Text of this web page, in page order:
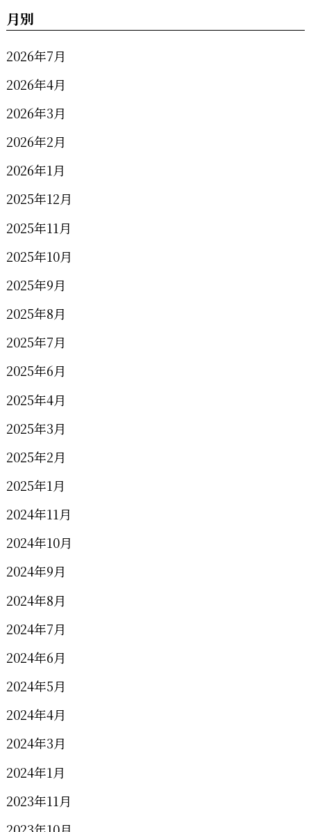
月別
2026年7月
2026年4月
2026年3月
2026年2月
2026年1月
2025年12月
2025年11月
2025年10月
2025年9月
2025年8月
2025年7月
2025年6月
2025年4月
2025年3月
2025年2月
2025年1月
2024年11月
2024年10月
2024年9月
2024年8月
2024年7月
2024年6月
2024年5月
2024年4月
2024年3月
2024年1月
2023年11月